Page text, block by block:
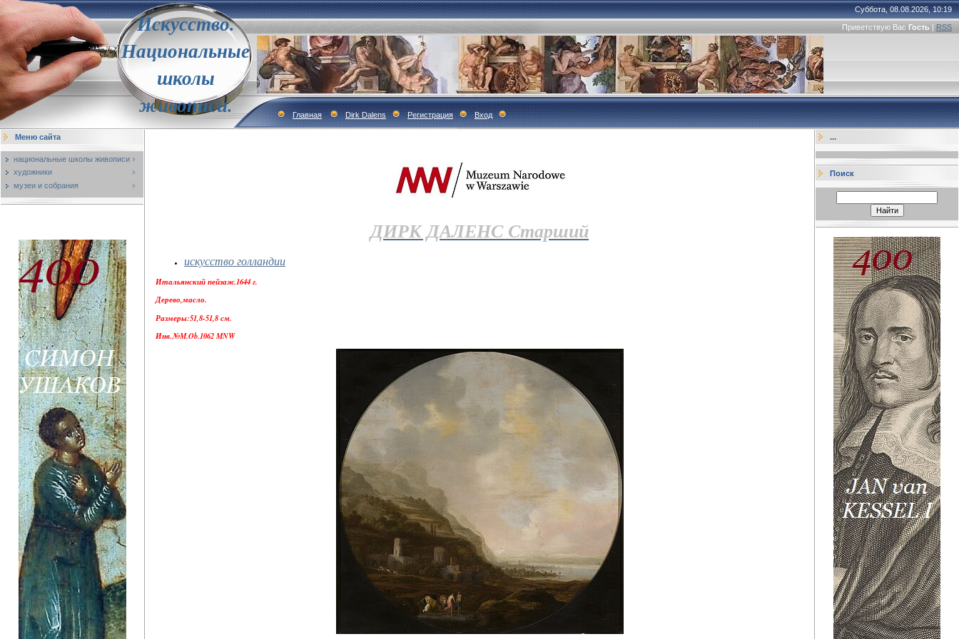
Искусство.
Национальные
школы
живописи.
Суббота, 08.08.2026, 10:19
Приветствую Вас Гость | RSS
Главная Dirk Dalens Регистрация Вход
Меню сайта
национальные школы живописи
художники
музеи и собрания
ДИРК ДАЛЕНС Старший
искусство голландии
Итальянский пейзаж.1644 г.
Дерево,масло.
Размеры:51,8-51,8 см.
Инв.№M.Ob.1062 MNW
...
Поиск